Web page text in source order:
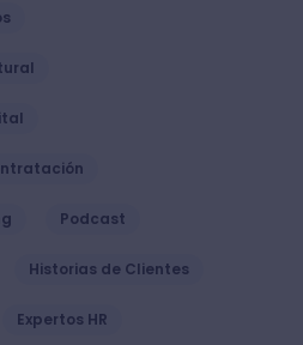
Podcast
Historias de Clientes
Expertos HR